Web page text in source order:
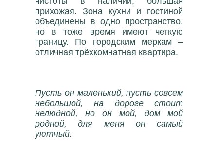
прихожая. Зона кухни и гостиной
объединены в одно пространство,
но в тоже время имеют четкую
границу. По городским меркам –
отличная трёхкомнатная квартира.
Пусть он маленький, пусть совсем
небольшой, на дороге стоит
нелюдной, но он мой, дом мой
родной, для меня он самый
уютный.